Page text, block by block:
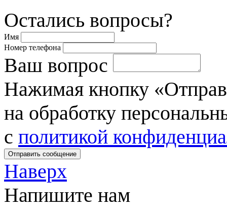
Остались вопросы?
Имя
Номер телефона
Ваш вопрос
Нажимая кнопку
на обработку
c политикой
Отправить сообщение
Наверх
Напишите нам